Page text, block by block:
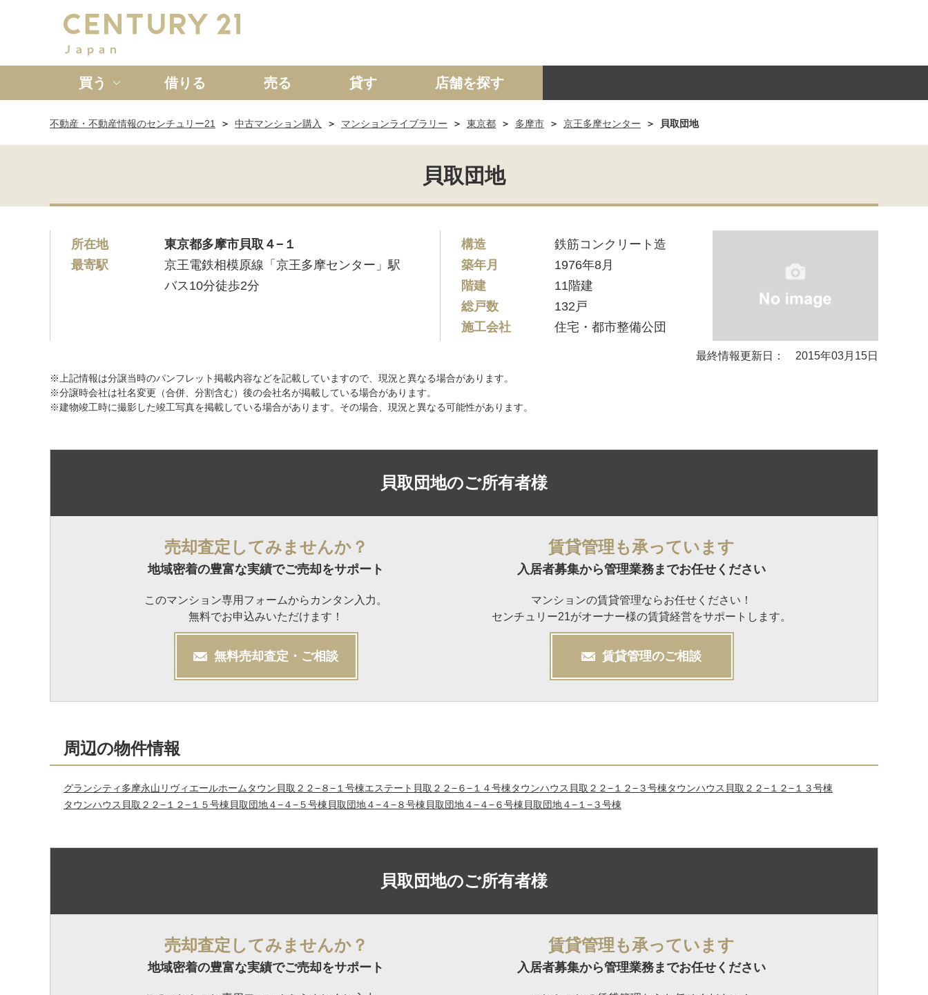
買う
新築一戸建て 中古一戸建て マンション 土地 事業投資用
借りる 売る 貸す 店舗を探す
不動産・不動産情報のセンチュリー21 中古マンション購入 マンションライブラリー 東京都 多摩市 京王多摩センター 貝取団地
貝取団地
所在地
東京都多摩市貝取４−１
最寄駅
京王電鉄相模原線「京王多摩センター」駅
バス10分徒歩2分
構造
鉄筋コンクリート造
築年月
1976年8月
階建
11階建
総戸数
132戸
施工会社
住宅・都市整備公団
最終情報更新日： 2015年03月15日
※上記情報は分譲当時のパンフレット掲載内容などを記載していますので、現況と異なる場合があります。
※分譲時会社は社名変更（合併、分割含む）後の会社名が掲載している場合があります。
※建物竣工時に撮影した竣工写真を掲載している場合があります。その場合、現況と異なる可能性があります。
貝取団地のご所有者様
売却査定してみませんか？
地域密着の豊富な実績でご売却をサポート
このマンション専用フォームからカンタン入力。
無料でお申込みいただけます！
無料売却査定・ご相談
賃貸管理も承っています
入居者募集から管理業務までお任せください
マンションの賃貸管理ならお任せください！
センチュリー21がオーナー様の賃貸経営をサポートします。
賃貸管理のご相談
周辺の物件情報
グランシティ多摩永山リヴィエールホームタウン貝取２２−８−１号棟エステート貝取２２−６−１４号棟タウンハウス貝取２２−１２−３号棟タウンハウス貝取２２−１２−１３号棟
タウンハウス貝取２２−１２−１５号棟 貝取団地４−４−５号棟 貝取団地４−４−８号棟 貝取団地４−４−６号棟 貝取団地４−１−３号棟
貝取団地のご所有者様
売却査定してみませんか？
地域密着の豊富な実績でご売却をサポート
賃貸管理も承っています
入居者募集から管理業務までお任せください